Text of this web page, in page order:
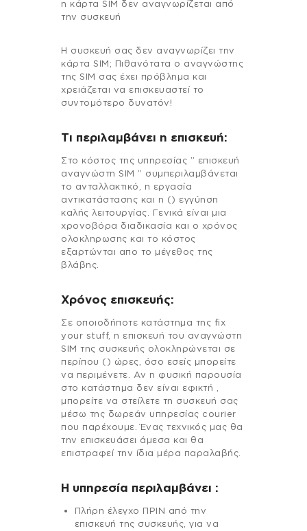
η κάρτα SIM δεν αναγνωρίζεται από
την συσκευή
Η συσκευή σας δεν αναγνωρίζει την
κάρτα SIM; Πιθανότατα ο αναγνώστης
της SIM σας έχει πρόβλημα και
χρειάζεται να επισκευαστεί το
συντομότερο δυνατόν!
Τι περιλαμβάνει η επισκευή:
Στo κόστος της υπηρεσίας ” επισκευή
αναγνώστη SIM ” συμπεριλαμβάνεται
το ανταλλακτικό, η εργασία
αντικατάστασης και η () εγγύηση
καλής λειτουργίας. Γενικά είναι μια
χρονοβόρα διαδικασία και ο χρόνος
ολοκληρωσης και το κόστος
εξαρτώνται απο το μέγεθος της
βλάβης.
Χρόνος επισκευής:
Σε οποιοδήποτε κατάστημα της fix
your stuff, η επισκευή του αναγνώστη
SIM της συσκευής ολοκληρώνεται σε
περίπου () ώρες, όσο εσείς μπορείτε
να περιμένετε. Αν η φυσική παρουσία
στο κατάστημα δεν είναι εφικτή ,
μπορείτε να στείλετε τη συσκευή σας
μέσω της δωρεάν υπηρεσίας courier
που παρέχουμε. Ένας τεχνικός μας θα
την επισκευάσει άμεσα και θα
επιστραφεί την ίδια μέρα παραλαβής.
H υπηρεσία περιλαμβάνει :
Πλήρη έλεγχο ΠΡΙΝ από την
επισκευή της συσκευής, για να